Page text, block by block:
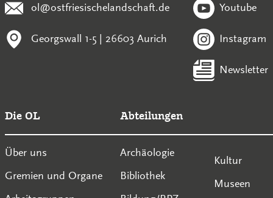
ol@ostfriesischelandschaft.de
Georgswall 1-5 | 26603 Aurich
Youtube
Instagram
Newsletter
Die OL
Über uns
Gremien und Organe
Abteilungen
Archäologie
Bibliothek
Kultur
Museen